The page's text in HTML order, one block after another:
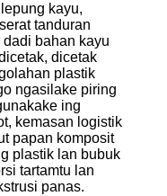
kayu,
tanduran
bahan kayu
dicetak
plastik
ngasilake piring
ing
kemasan logistik
papan komposit
plastik lan bubuk
tartamtu lan
panas.